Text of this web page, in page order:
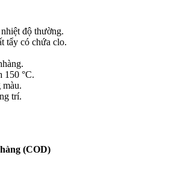
độ thường.
tẩy có chứa clo.
150 °C.
màu.
trí.
(COD)